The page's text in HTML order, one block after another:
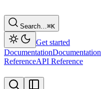
Search…⌘K
Get started
DocumentationDocumentation
ReferenceAPI Reference